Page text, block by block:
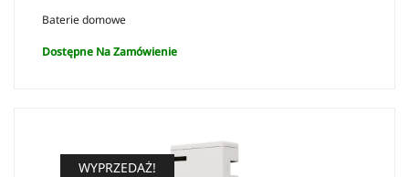
€5.900,00.
Baterie domowe
Dostępne Na Zamówienie
WYPRZEDAŻ!